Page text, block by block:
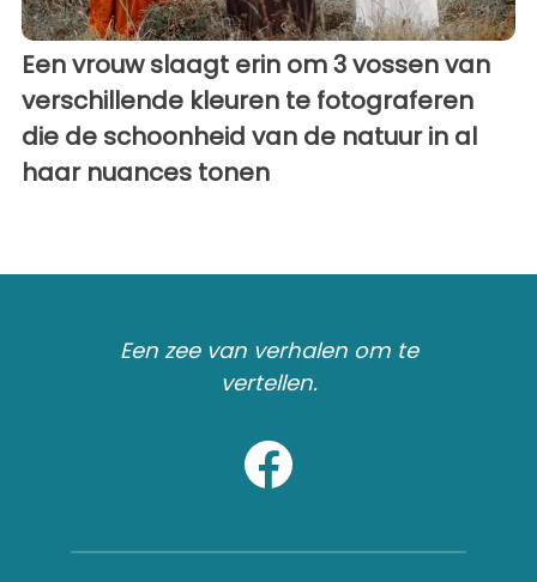
Een vrouw slaagt erin om 3 vossen van
verschillende kleuren te fotograferen
die de schoonheid van de natuur in al
haar nuances tonen
Een zee van verhalen om te
vertellen.